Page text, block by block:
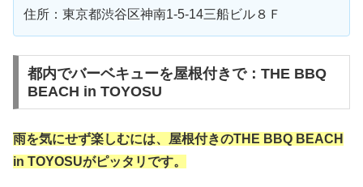
住所：東京都渋谷区神南1-5-14三船ビル８Ｆ
都内でバーベキューを屋根付きで：THE BBQ
BEACH in TOYOSU
雨を気にせず楽しむには、屋根付きのTHE BBQ BEACH
in TOYOSUがピッタリです。